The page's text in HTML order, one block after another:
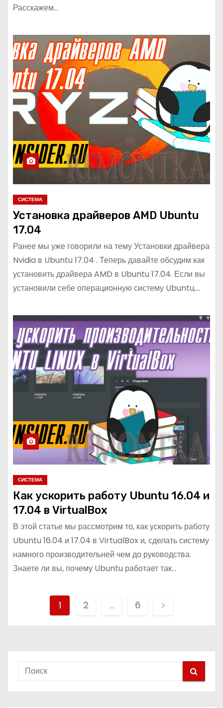
Расскажем…
СИСТЕМА
Установка драйверов AMD Ubuntu
17.04
Ранее мы уже говорили на тему Установки драйвера
Nvidia в Ubuntu 17.04 . Теперь давайте обсудим как
установить драйвера AMD в Ubuntu 17.04. Если вы
установили себе операционную систему Ubuntu,…
СИСТЕМА
Как ускорить работу Ubuntu 16.04 и
17.04 в VirtualBox
В этой статье мы рассмотрим то, как ускорить работу
Ubuntu 16.04 и 17.04 в VirtualBox и, сделать систему
намного производительней чем до руководства.
Знаете ли вы, почему Ubuntu работает так…
и
1 2 … 6